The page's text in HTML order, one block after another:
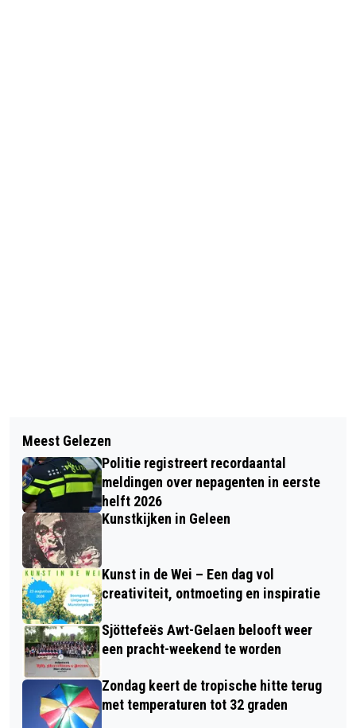
KINDEREN VANAF 2027 GRATIS MET
OV, KORTING 65-PLUSSERS
VERDWIJNT
HISTORISCHE PRIMEUR VOOR ZLF:
EEN WISSELTROFEE
Meest Gelezen
Politie registreert recordaantal
meldingen over nepagenten in eerste
helft 2026
Kunstkijken in Geleen
Kunst in de Wei – Een dag vol
creativiteit, ontmoeting en inspiratie
Sjöttefeës Awt-Gelaen belooft weer
een pracht-weekend te worden
Zondag keert de tropische hitte terug
met temperaturen tot 32 graden